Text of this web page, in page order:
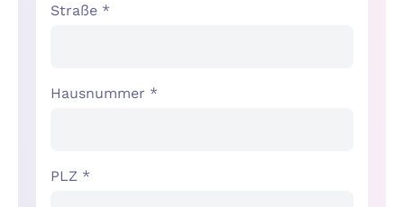
Straße *
Hausnummer *
PLZ *